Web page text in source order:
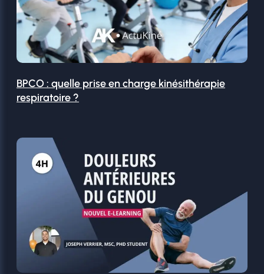
BPCO : quelle prise en charge kinésithérapie
respiratoire ?